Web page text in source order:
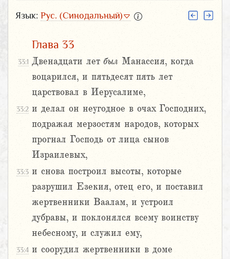
Язык: Рус. (Синодальный)
Глава 33
33:1 Двенадцати лет был Манассия, когда
воцарился, и пятьдесят пять лет
царствовал в Иерусалиме,
33:2 и делал он неугодное в очах Господних,
подражая мерзостям народов, которых
прогнал Господь от лица сынов
Израилевых,
33:3 и снова построил высоты, которые
разрушил Езекия, отец его, и поставил
жертвенники Ваалам, и устроил
дубравы, и поклонялся всему воинству
небесному, и служил ему,
33:4 и соорудил жертвенники в доме